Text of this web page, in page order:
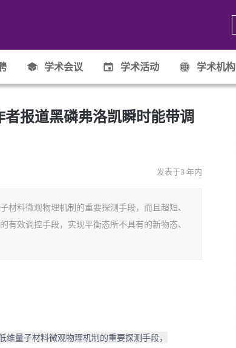
学术会议 学术活动 学术机构
报道黑磷弗洛凯瞬时能带调
发表于3 年内
材料微观物理机制的重要探测手段，而且超短、
有效调控手段，实现平衡态所不具有的新物态、
量子材料微观物理机制的重要探测手段，